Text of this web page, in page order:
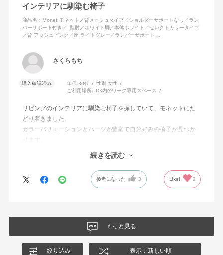
インテリアに馴染む椅子
商品名：Monet モネット／背メッシュタイプ／ショルダーサポートなし／ラン
バーサポート付き／L型肘／ホワイト脚／本体ホワイト／セレクトカラータイプ
／背 アッシュピンク／座 ライトグレー／ランバーサポート …
さくらもち
購入確認済み 年代:30代 性別:女性
ご利用場所:LDK内のワーク専用スペース
リビングのインテリアに馴染む椅子を探していて、モネットにた
どり着きました。
カラーバリエーションとパーツが豊富で自分好みの椅子が見つか
オフィスチェアにしては比較的コンパクトで家に置くのに最適で
した、座り心地も良く大変気に入っています。
今回どうしても欲しい色の組み合わせがあったので固定肘の物を
購入しましたが、欲を言えば稼働肘バージョンもバイカラーなど
続きを読む
参考になった 3 Like! 2
もっと見る
絞り込み 表示：新しい順